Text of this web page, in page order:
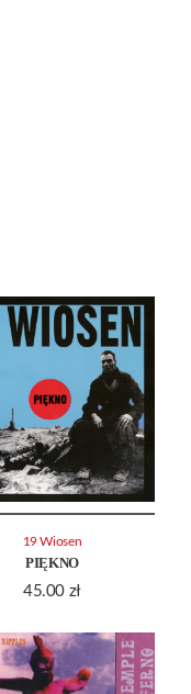
PIĘKNO
45.00 zł
19 Wiosen